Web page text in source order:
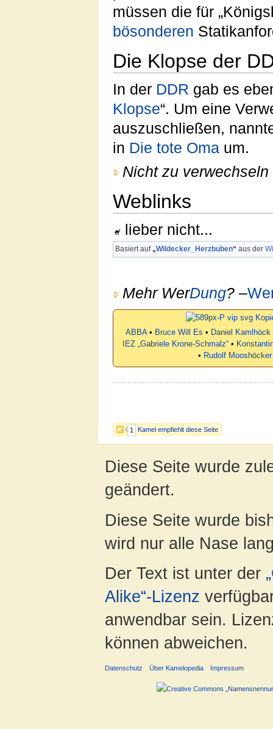
1 Kamel empfiehlt diese Seite
müssen die für
bösonderen
Die Klopse der
In der DDR gab es
Klopse“. Um eine
auszuschließen,
in Die tote Oma um.
Nicht zu verwechseln
Weblinks
lieber nicht...
Basiert auf „Wildecker_Herzbuben“ aus der
Mehr WerDung? –
ABBA• Bruce Will Es • Daniel Kamlhöck
IEZ „Gabriele Krone-Schmalz“ •
• Rudolf Mooshöcker
Diese Seite wurde
geändert.
Diese Seite wurde
wird nur alle Nase
Der Text ist unter der
Alike“-Lizenz
anwendbar sein.
können abweichen.
Datenschutz Über Kamelopedia Impressum